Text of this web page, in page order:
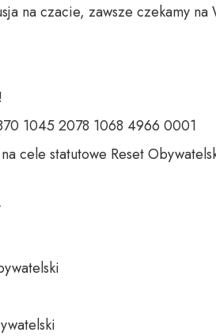
na czacie, zawsze czekamy
1045 2078 1068 4966 0001
cele statutowe Reset